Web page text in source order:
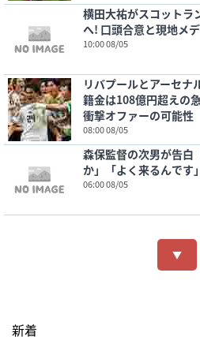
横田大祐がスコットラ
へ! 口頭合意と現地メ
10:00 08/05
リバプールとアーセ
籍金は108億円超えの
衝撃オファーの可能性
08:00 08/05
森保監督の次男が告白
か」「よく来るんで
06:00 08/05
▼
新着